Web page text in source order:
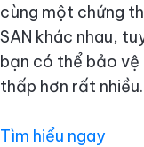
cùng một chứng
SAN khác nhau,
bạn có thể bảo
thấp hơn rất nhiều.
Tìm hiểu ngay